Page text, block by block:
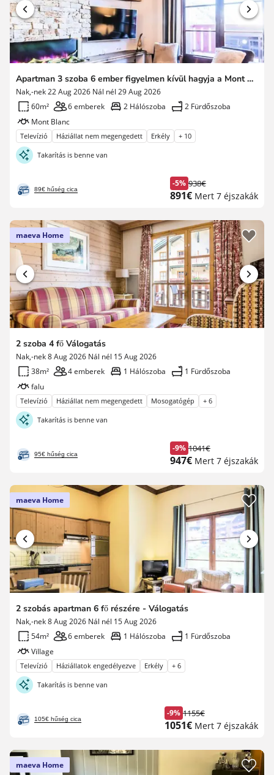
Apartman 3 szoba 6 ember figyelmen kívül hagyja a Mont Blanc - Prestige - szuper otthon
Nak,-nek 22 Aug 2026 Nál nél 29 Aug 2026
60m²
6 emberek 2 Hálószoba
2 Fürdőszoba
Mont Blanc
Televízió Háziállat nem megengedett Erkély + 10
Takarítás is benne van
89€ hűség cica
-5%
Korábbi
díj
938€
Új
891€ Mert 7 éjszakák
maeva Home
2 szoba 4 fő Válogatás
Nak,-nek 8 Aug 2026 Nál nél 15 Aug 2026
38m²
4 emberek 1 Hálószoba
1 Fürdőszoba
falu
Televízió Háziállat nem megengedett Mosogatógép + 6
Takarítás is benne van
95€ hűség cica
-9%
Korábbi
díj
1041€
Új
947€ Mert 7 éjszakák
maeva Home
2 szobás apartman 6 fő részére - Válogatás
Nak,-nek 8 Aug 2026 Nál nél 15 Aug 2026
54m²
6 emberek 1 Hálószoba
1 Fürdőszoba
Village
Televízió Háziállatok engedélyezve Erkély + 6
Takarítás is benne van
105€ hűség cica
-9%
Korábbi
díj
1155€
Új
1051€ Mert 7 éjszakák
maeva Home